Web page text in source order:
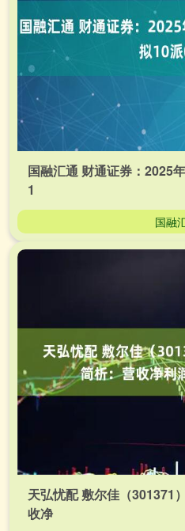
国融汇通 财通证券：2025
1
国融
天弘忧配 敷尔佳（301371
收净